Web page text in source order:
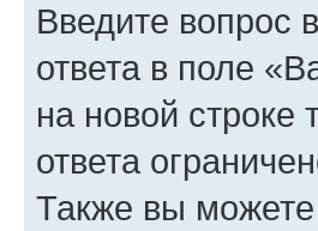
Введите вопрос
ответа в поле
на новой строке
ответа
Также вы можете